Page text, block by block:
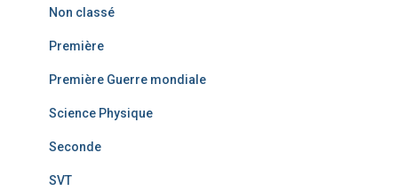
Non classé
Première
Première Guerre mondiale
Science Physique
Seconde
SVT